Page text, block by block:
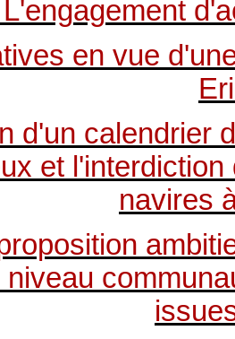
en vue
d'un calendrier
et
navires
niveau